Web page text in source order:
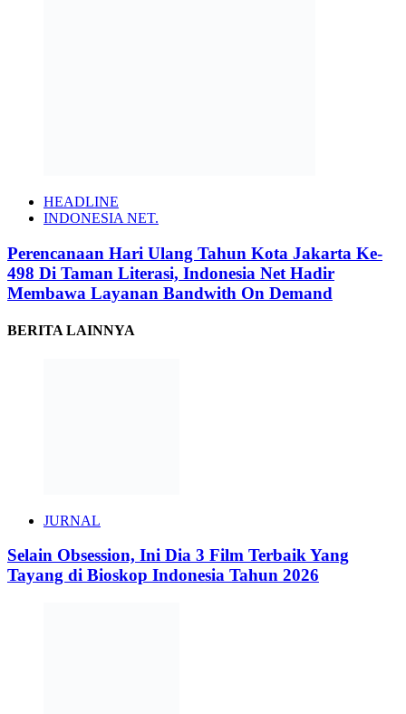
HEADLINE
INDONESIA NET.
Perencanaan Hari Ulang Tahun Kota Jakarta Ke-
498 Di Taman Literasi, Indonesia Net Hadir
Membawa Layanan Bandwith On Demand
BERITA LAINNYA
JURNAL
Selain Obsession, Ini Dia 3 Film Terbaik Yang
Tayang di Bioskop Indonesia Tahun 2026